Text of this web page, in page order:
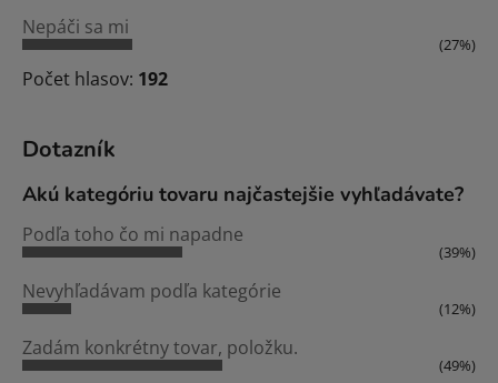
Nepáči sa mi
(27%)
Počet hlasov: 192
Dotazník
Akú kategóriu tovaru najčastejšie vyhľadávate?
Podľa toho čo mi napadne
(39%)
Nevyhľadávam podľa kategórie
(12%)
Zadám konkrétny tovar, položku.
(49%)